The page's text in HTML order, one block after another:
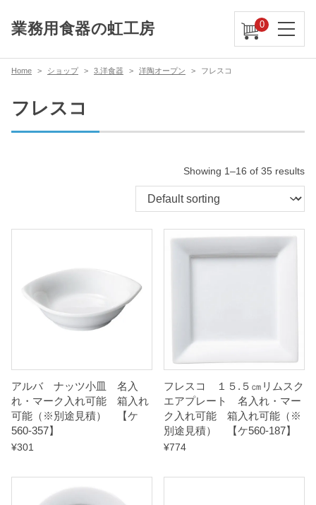
業務用食器の虹工房 0
Home ショップ 3.洋食器 洋陶オープン フレスコ
フレスコ
Showing 1–16 of 35 results
アルバ ナッツ小皿 名入
れ・マーク入れ可能 箱入れ
可能（※別途見積） 【ケ
560-357】
¥301
フレスコ １５.５㎝リムスク
エアプレート 名入れ・マー
ク入れ可能 箱入れ可能（※
別途見積） 【ケ560-187】
¥774